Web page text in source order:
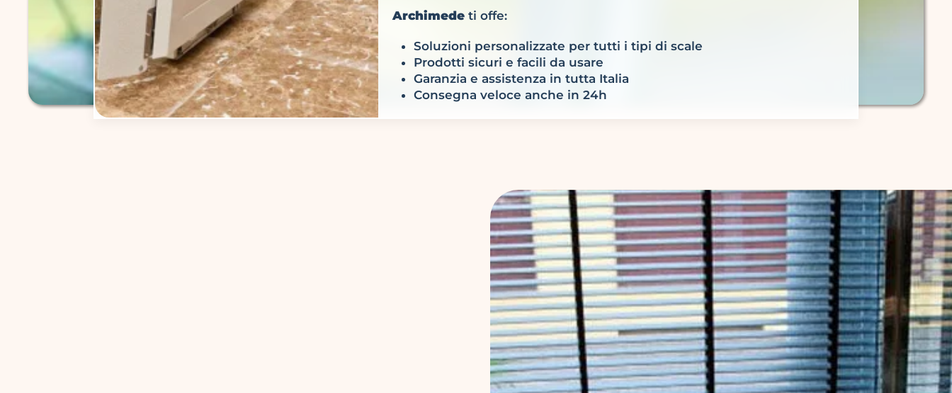
Archimede ti offe:
Soluzioni personalizzate per tutti i tipi di scale
Prodotti sicuri e facili da usare
Garanzia e assistenza in tutta Italia
Consegna veloce anche in 24h